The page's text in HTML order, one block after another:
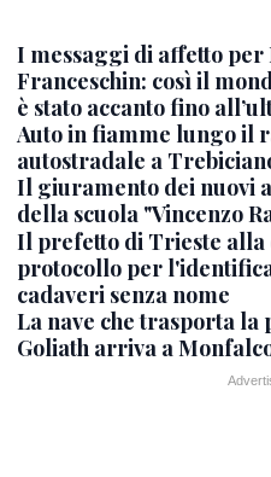
I messaggi di affetto per
Franceschin: così il
è stato accanto fino
Auto in fiamme lungo il
autostradale a
Il giuramento dei nuovi
della scuola "Vincenzo
Il prefetto di Trieste alla
protocollo per
cadaveri senza nome
La nave che trasporta la
Goliath arriva a